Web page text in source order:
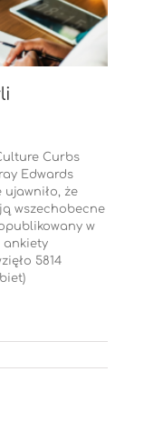
Curbs
Edwards
że
wszechobecne
w
ankiety
5814